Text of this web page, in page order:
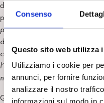
Consenso
Questo sito web utilizza
Utilizziamo i cookie per
annunci, per fornire
analizzare il nostro
diversa dimensione. A questo
per la Medicina nel 1965 ha
propone di spiegare l’ignoto
dimostrazioni matematiche. Essa
con le proprietà di ciò che si
l’invisibile, ed evolve con
nuove strutture nascoste, a
Queste considerazioni